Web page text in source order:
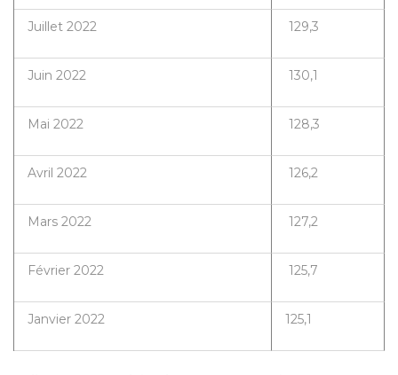
Juillet 2022 129,3
Juin 2022 130,1
Mai 2022 128,3
Avril 2022 126,2
Mars 2022 127,2
Février 2022 125,7
Janvier 2022 125,1